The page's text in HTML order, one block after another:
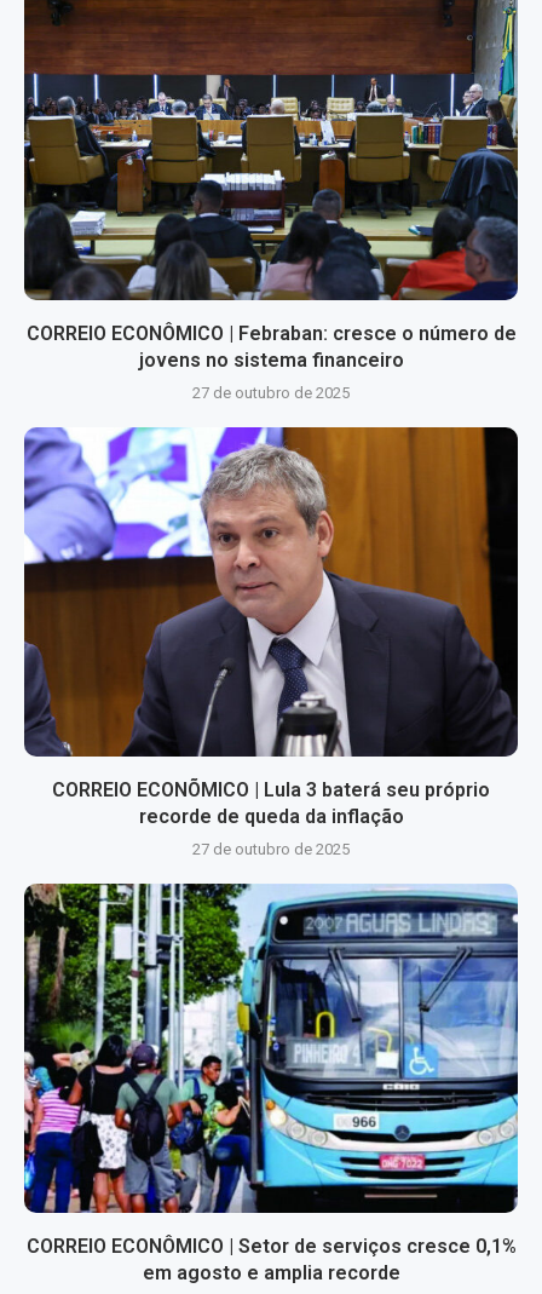
CORREIO ECONÔMICO | Febraban: cresce o número de
jovens no sistema financeiro
27 de outubro de 2025
CORREIO ECONÕMICO | Lula 3 baterá seu próprio
recorde de queda da inflação
27 de outubro de 2025
CORREIO ECONÔMICO | Setor de serviços cresce 0,1%
em agosto e amplia recorde